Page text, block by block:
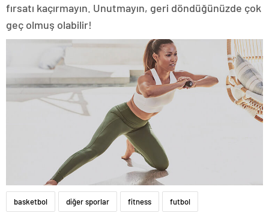
fırsatı kaçırmayın. Unutmayın, geri döndüğünüzde çok
geç olmuş olabilir!
basketbol diğer sporlar fitness futbol